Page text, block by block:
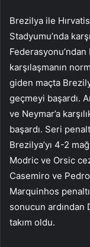
Brezilya ile
Stadyumu’nda
Federasyonu’ndan
karşılaşmanın
giden maçta
geçmeyi başardı.
ve Neymar’a
başardı. Seri
Brezilya’yı 4-2
Modric ve Orsic
Casemiro ve
Marquinhos
sonucun ardından
takım oldu.